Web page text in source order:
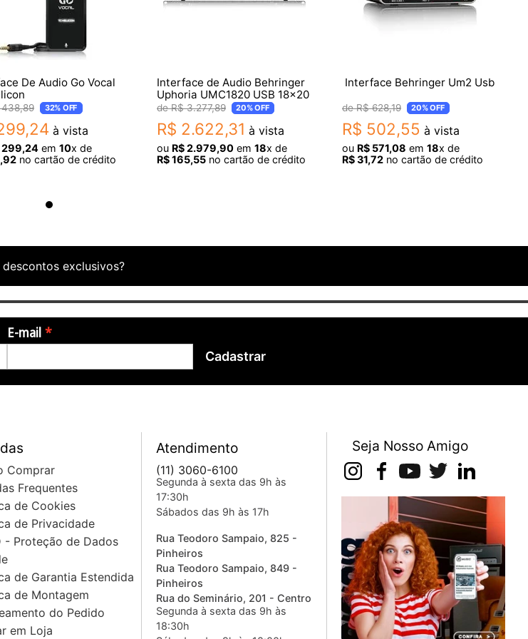
para Cartão microSD
De Audio Go Vocal
438,89 32% OFF
,24 à vista
299,24 em 10x de
,92 no cartão de crédito
Interface de Audio Behringer
Uphoria UMC1820 USB 18x20
R$ 3.277,89 20%OFF
R$ 2.622,31 à vista
ou R$2.979,90 em 18x de
R$165,55 no cartão de crédito
Interface Behringer Um2 Usb
R$ 628,19 20%OFF
R$ 502,55 à vista
ou R$ 571,08 em 18x de
R$31,72 no cartão de crédito
descontos exclusivos?
E-mail
Cadastrar
Comprar
Frequentes
de Cookies
de Privacidade
- Proteção de Dados
de Garantia Estendida
de Montagem
do Pedido
em Loja
Atendimento
(11) 3060-6100
Segunda à sexta das 9h às
17:30h
Sábados das 9h às 17h
Rua Teodoro Sampaio, 825 -
Pinheiros
Rua Teodoro Sampaio, 849 -
Pinheiros
Rua do Seminário, 201 - Centro
Segunda à sexta das 9h às
18:30h
Seja Nosso Amigo